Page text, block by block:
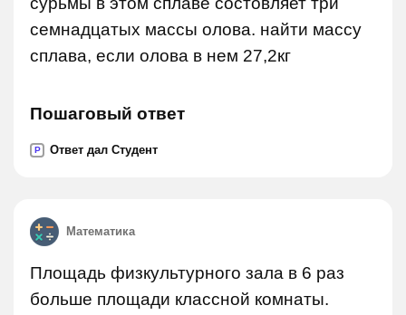
семнадцатых массы олова. найти массу
сплава, если олова в нем 27,2кг
Пошаговый ответ
P Ответ дал Студент
Математика
Площадь физкультурного зала в 6 раз
больше площади классной комнаты.